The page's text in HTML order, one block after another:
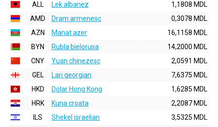
ALL
Lek albanez
1,1808 MDL
AMD
Dram armenesc
0,3078 MDL
AZN
Manat azer
16,1158 MDL
BYN
Rubla bielorusa
14,2000 MDL
CNY
Yuan chinezesc
2,0591 MDL
GEL
Lari georgian
7,6375 MDL
HKD
Dolar Hong Kong
1,6285 MDL
HRK
Kuna croata
2,2087 MDL
ILS
Shekel israelian
3,5325 MDL